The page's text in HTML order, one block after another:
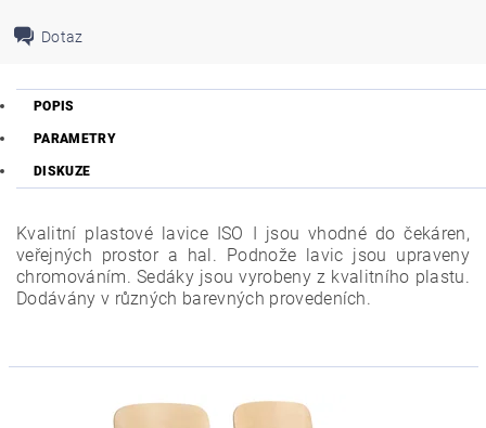
Dotaz
POPIS
PARAMETRY
DISKUZE
Kvalitní plastové lavice ISO I jsou vhodné do čekáren,
veřejných prostor a hal. Podnože lavic jsou upraveny
chromováním. Sedáky jsou vyrobeny z kvalitního plastu.
Dodávány v různých barevných provedeních.